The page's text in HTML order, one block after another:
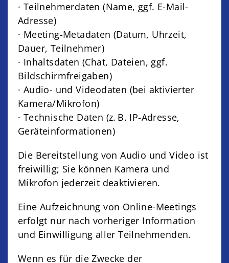
· Teilnehmerdaten (Name, ggf. E-Mail-
Adresse)
· Meeting-Metadaten (Datum, Uhrzeit,
Dauer, Teilnehmer)
· Inhaltsdaten (Chat, Dateien, ggf.
Bildschirmfreigaben)
· Audio- und Videodaten (bei aktivierter
Kamera/Mikrofon)
· Technische Daten (z. B. IP-Adresse,
Geräteinformationen)
Die Bereitstellung von Audio und Video ist
freiwillig; Sie können Kamera und
Mikrofon jederzeit deaktivieren.
Eine Aufzeichnung von Online-Meetings
erfolgt nur nach vorheriger Information
und Einwilligung aller Teilnehmenden.
Wenn es für die Zwecke der